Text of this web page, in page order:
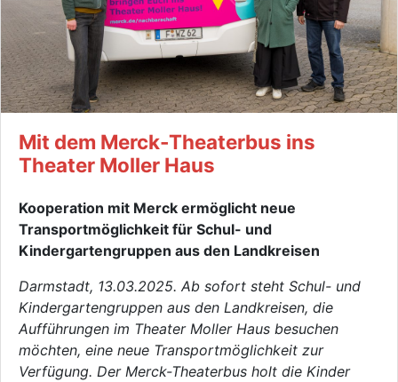
Mit dem Merck-Theaterbus ins
Theater Moller Haus
Kooperation mit Merck ermöglicht neue
Transportmöglichkeit für Schul- und
Kindergartengruppen aus den Landkreisen
Darmstadt, 13.03.2025. Ab sofort steht Schul- und
Kindergarten­gruppen aus den Landkreisen, die
Aufführungen im Theater Moller Haus besuchen
möchten, eine neue Transportmöglichkeit zur
Verfügung. Der Merck-Theaterbus holt die Kinder